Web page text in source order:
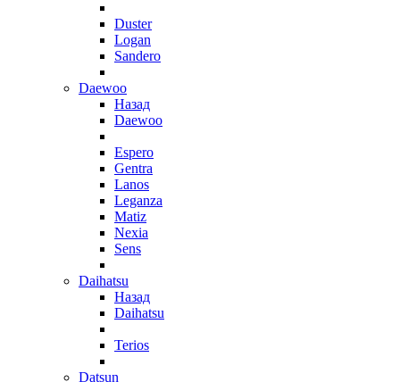
Duster
Logan
Sandero
Daewoo
Назад
Daewoo
Espero
Gentra
Lanos
Leganza
Matiz
Nexia
Sens
Daihatsu
Назад
Daihatsu
Terios
Datsun